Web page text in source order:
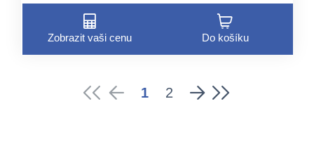
Zobrazit vaši cenu Do košíku
1 2